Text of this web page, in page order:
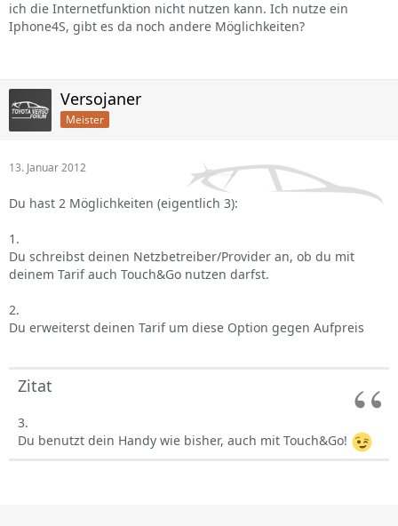
ich die Internetfunktion nicht nutzen kann. Ich nutze ein
Iphone4S, gibt es da noch andere Möglichkeiten?
Versojaner
Meister
13. Januar 2012
Du hast 2 Möglichkeiten (eigentlich 3):
1.
Du schreibst deinen Netzbetreiber/Provider an, ob du mit
deinem Tarif auch Touch&Go nutzen darfst.
2.
Du erweiterst deinen Tarif um diese Option gegen Aufpreis
Zitat
3.
Du benutzt dein Handy wie bisher, auch mit Touch&Go!